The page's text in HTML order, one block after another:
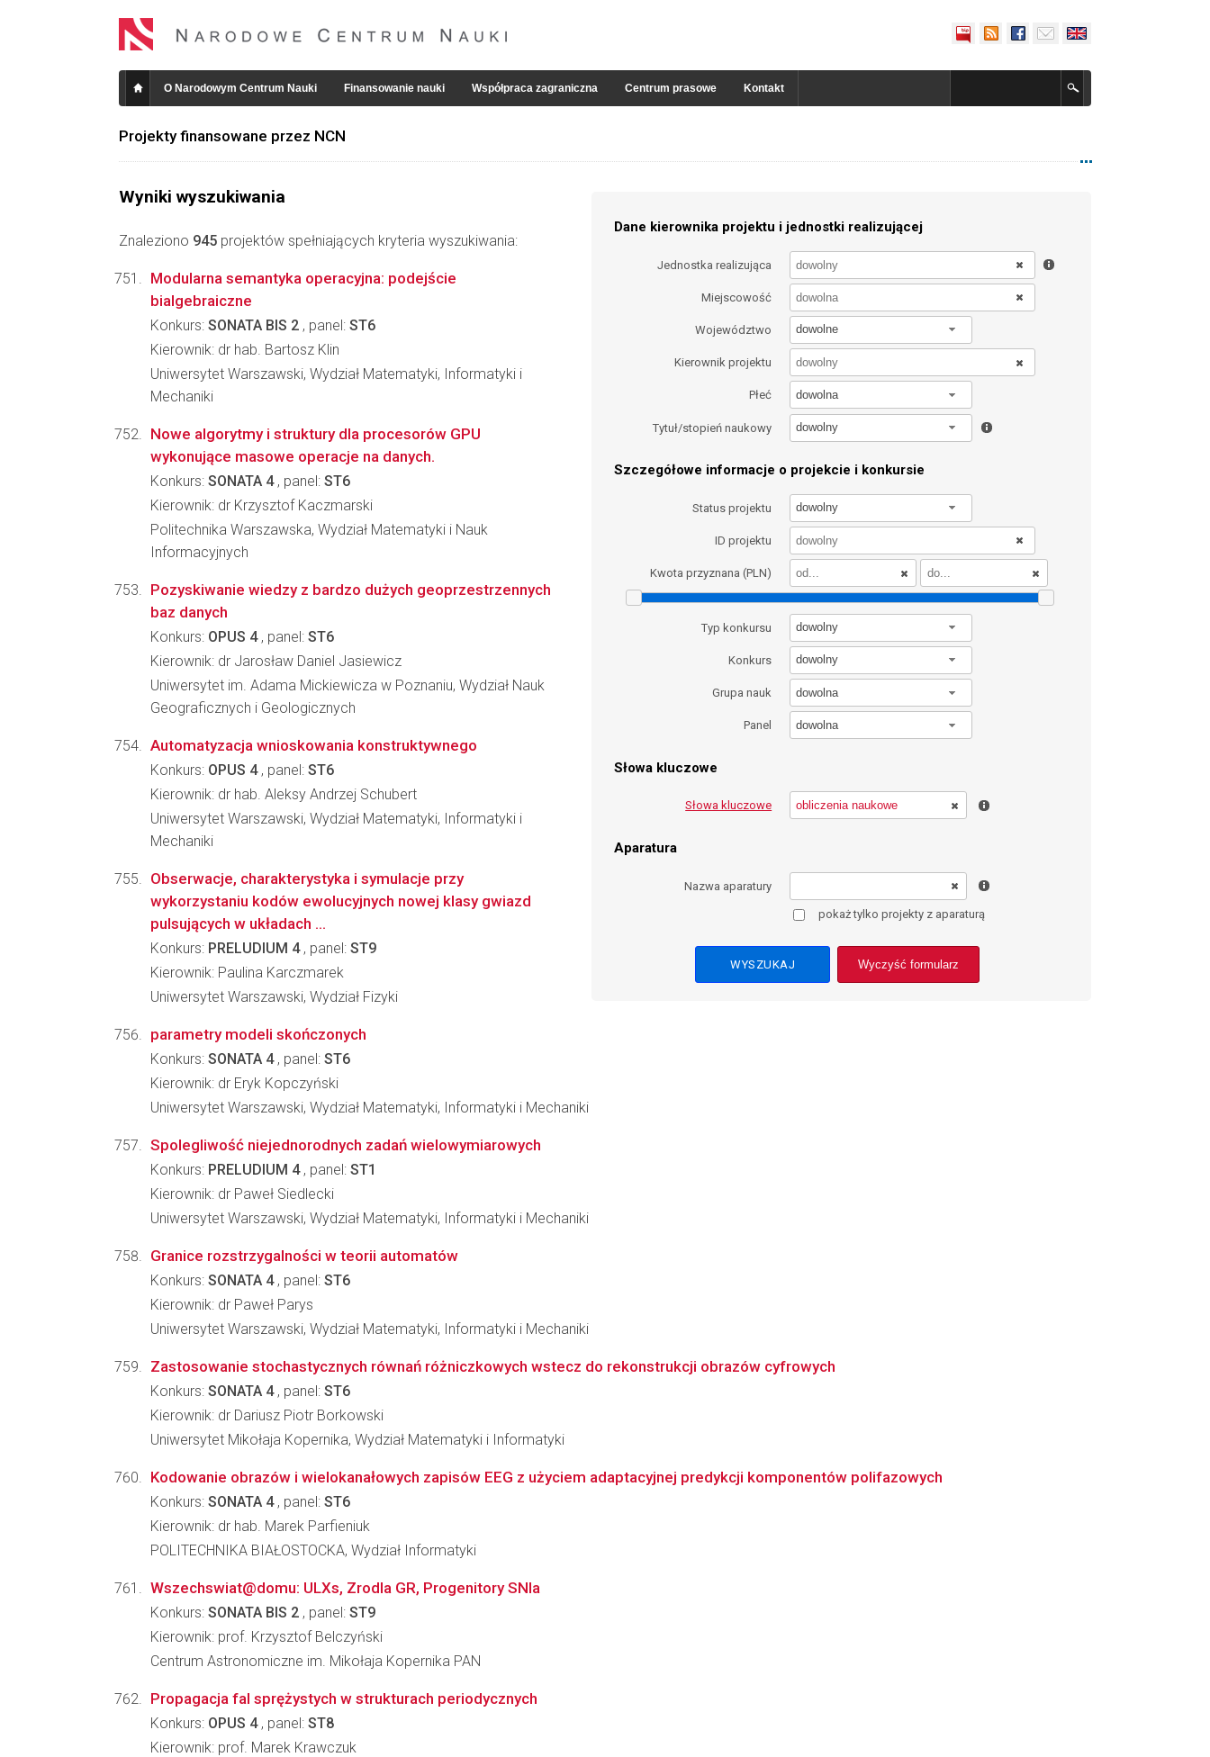
O Narodowym Centrum Nauki Finansowanie nauki Współpraca zagraniczna Centrum prasowe Kontakt
Projekty finansowane przez NCN
Wyniki wyszukiwania
Znaleziono 945 projektów spełniających kryteria wyszukiwania:
Dane kierownika projektu i jednostki realizującej
Jednostka realizująca
Miejscowość
Województwo dowolne
Kierownik projektu
Płeć dowolna
Tytuł/stopień naukowy dowolny
Szczegółowe informacje o projekcie i konkursie
Status projektu dowolny
ID projektu
Kwota przyznana (PLN)
Typ konkursu dowolny
Konkurs dowolny
Grupa nauk dowolna
Panel dowolna
Słowa kluczowe
Słowa kluczowe
Aparatura
Nazwa aparatury
pokaż tylko projekty z aparaturą
Wyczyść formularz
Modularna semantyka operacyjna: podejście
bialgebraiczne
Konkurs: SONATA BIS 2 , panel: ST6
Kierownik: dr hab. Bartosz Klin
Uniwersytet Warszawski, Wydział Matematyki, Informatyki i
Mechaniki
Nowe algorytmy i struktury dla procesorów GPU
wykonujące masowe operacje na danych.
Konkurs: SONATA 4, panel: ST6
Kierownik: dr Krzysztof Kaczmarski
Politechnika Warszawska, Wydział Matematyki i Nauk
Informacyjnych
Pozyskiwanie wiedzy z bardzo dużych geoprzestrzennych
baz danych
Konkurs: OPUS 4, panel: ST6
Kierownik: dr Jarosław Daniel Jasiewicz
Uniwersytet im. Adama Mickiewicza w Poznaniu, Wydział Nauk
Geograficznych i Geologicznych
Automatyzacja wnioskowania konstruktywnego
Konkurs: OPUS 4, panel: ST6
Kierownik: dr hab. Aleksy Andrzej Schubert
Uniwersytet Warszawski, Wydział Matematyki, Informatyki i
Mechaniki
Obserwacje, charakterystyka i symulacje przy
wykorzystaniu kodów ewolucyjnych nowej klasy gwiazd
pulsujących w układach ...
Konkurs: PRELUDIUM 4, panel: ST9
Kierownik: Paulina Karczmarek
Uniwersytet Warszawski, Wydział Fizyki
parametry modeli skończonych
Konkurs: SONATA 4, panel: ST6
Kierownik: dr Eryk Kopczyński
Uniwersytet Warszawski, Wydział Matematyki, Informatyki i Mechaniki
Spolegliwość niejednorodnych zadań wielowymiarowych
Konkurs: PRELUDIUM 4, panel: ST1
Kierownik: dr Paweł Siedlecki
Uniwersytet Warszawski, Wydział Matematyki, Informatyki i Mechaniki
Granice rozstrzygalności w teorii automatów
Konkurs: SONATA 4, panel: ST6
Kierownik: dr Paweł Parys
Uniwersytet Warszawski, Wydział Matematyki, Informatyki i Mechaniki
Zastosowanie stochastycznych równań różniczkowych wstecz do rekonstrukcji obrazów cyfrowych
Konkurs: SONATA 4, panel: ST6
Kierownik: dr Dariusz Piotr Borkowski
Uniwersytet Mikołaja Kopernika, Wydział Matematyki i Informatyki
Kodowanie obrazów i wielokanałowych zapisów EEG z użyciem adaptacyjnej predykcji komponentów polifazowych
Konkurs: SONATA 4, panel: ST6
Kierownik: dr hab. Marek Parfieniuk
POLITECHNIKA BIAŁOSTOCKA, Wydział Informatyki
Wszechswiat@domu: ULXs, Zrodla GR, Progenitory SNIa
Konkurs: SONATA BIS 2 , panel: ST9
Kierownik: prof. Krzysztof Belczyński
Centrum Astronomiczne im. Mikołaja Kopernika PAN
Propagacja fal sprężystych w strukturach periodycznych
Konkurs: OPUS 4, panel: ST8
Kierownik: prof. Marek Krawczuk